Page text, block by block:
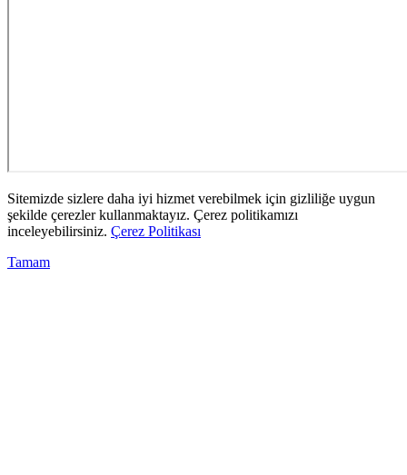
Sitemizde sizlere daha iyi hizmet verebilmek için gizliliğe uygun
şekilde çerezler kullanmaktayız. Çerez politikamızı
inceleyebilirsiniz. Çerez Politikası
Tamam